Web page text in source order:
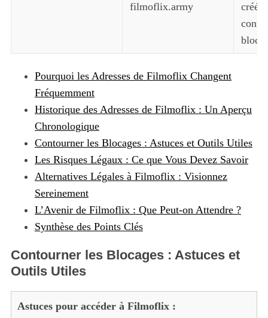
filmoflix.army
Pourquoi les Adresses de Filmoflix Changent
Fréquemment
Historique des Adresses de Filmoflix : Un Aperçu
Chronologique
Contourner les Blocages : Astuces et Outils Utiles
Les Risques Légaux : Ce que Vous Devez Savoir
Alternatives Légales à Filmoflix : Visionnez
Sereinement
L’Avenir de Filmoflix : Que Peut-on Attendre ?
Synthèse des Points Clés
Contourner les Blocages : Astuces et
Outils Utiles
Astuces pour accéder à Filmoflix :